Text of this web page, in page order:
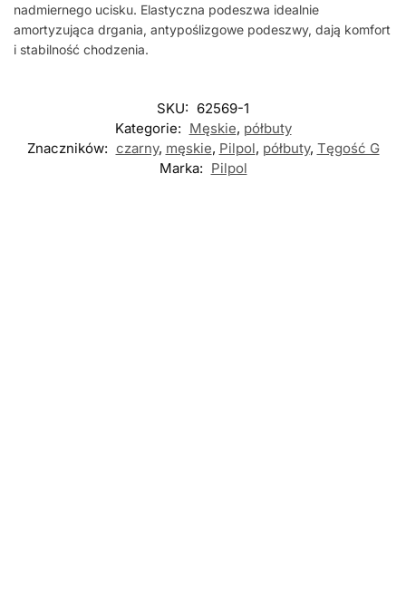
nadmiernego ucisku. Elastyczna podeszwa idealnie
amortyzująca drgania, antypoślizgowe podeszwy, dają komfort
i stabilność chodzenia.
SKU: 62569-1
Kategorie: Męskie, półbuty
Znaczników: czarny, męskie, Pilpol, półbuty, Tęgość G
Marka: Pilpol